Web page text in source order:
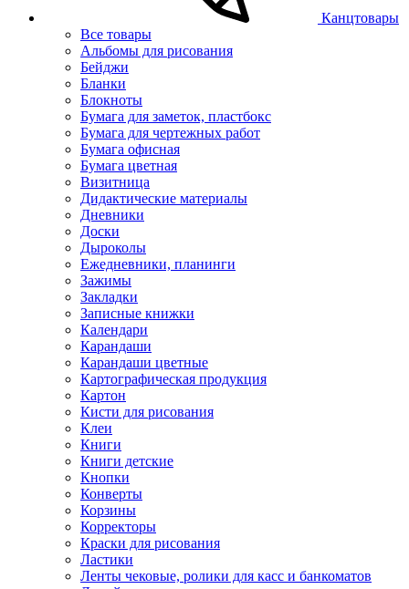
Канцтовары
Все товары
Альбомы для рисования
Бейджи
Бланки
Блокноты
Бумага для заметок, пластбокс
Бумага для чертежных работ
Бумага офисная
Бумага цветная
Визитница
Дидактические материалы
Дневники
Доски
Дыроколы
Ежедневники, планинги
Зажимы
Закладки
Записные книжки
Календари
Карандаши
Карандаши цветные
Картографическая продукция
Картон
Кисти для рисования
Клеи
Книги
Книги детские
Кнопки
Конверты
Корзины
Корректоры
Краски для рисования
Ластики
Ленты чековые, ролики для касс и банкоматов